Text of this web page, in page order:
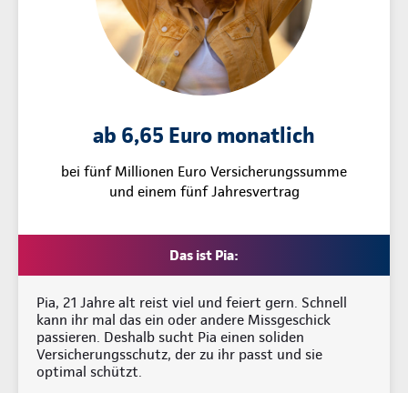
ab 6,65 Euro monatlich
bei fünf Millionen Euro Versicherungssumme
und einem fünf Jahresvertrag
Das ist Pia:
Pia, 21 Jahre alt reist viel und feiert gern. Schnell
kann ihr mal das ein oder andere Missgeschick
passieren. Deshalb sucht Pia einen soliden
Versicherungsschutz, der zu ihr passt und sie
optimal schützt.